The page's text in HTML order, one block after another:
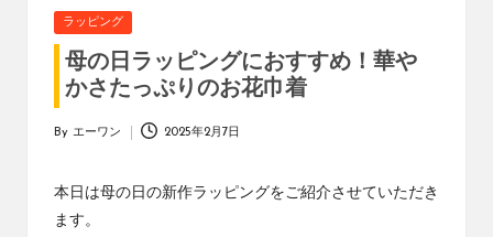
ど
エ
ー
ワ
ン
コ
卸
売
販
売
株
社
エ
Posted
in
ラッピング
母の日ラッピングにおすすめ！華や
かさたっぷりのお花巾着
Posted
By エーワン 2025年2月7日
本日は母の日の新作ラッピングをご紹介させていただき
ます。